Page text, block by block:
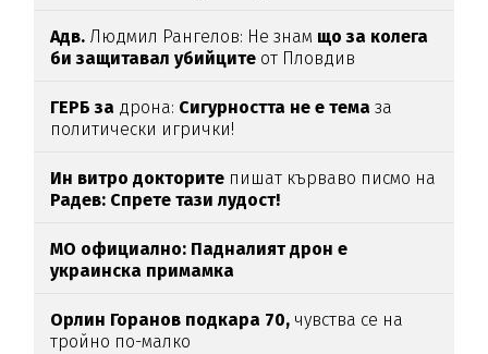
Адв. Людмил Рангелов: Не знам що за колега
би защитавал убийците от Пловдив
ГЕРБ за дрона: Сигурността не е темаза
политически игрички!
Ин витро докторите пишат кърваво писмо на
Радев: Спрете тази лудост!
МО официално: Падналият дрон е
украинска примамка
Орлин Горанов подкара 70, чувства се на
тройно по-малко